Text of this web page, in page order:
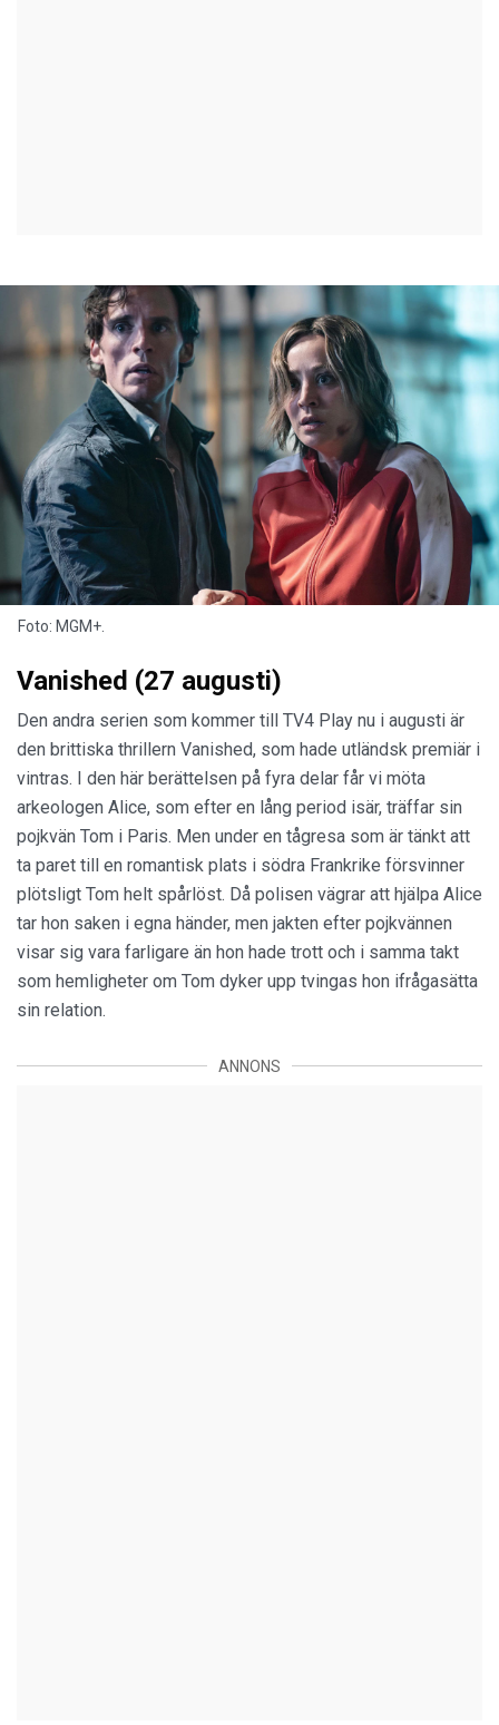
Foto: MGM+.
Vanished (27 augusti)
Den andra serien som kommer till TV4 Play nu i augusti är
den brittiska thrillern Vanished, som hade utländsk premiär i
vintras. I den här berättelsen på fyra delar får vi möta
arkeologen Alice, som efter en lång period isär, träffar sin
pojkvän Tom i Paris. Men under en tågresa som är tänkt att
ta paret till en romantisk plats i södra Frankrike försvinner
plötsligt Tom helt spårlöst. Då polisen vägrar att hjälpa Alice
tar hon saken i egna händer, men jakten efter pojkvännen
visar sig vara farligare än hon hade trott och i samma takt
som hemligheter om Tom dyker upp tvingas hon ifrågasätta
sin relation.
ANNONS